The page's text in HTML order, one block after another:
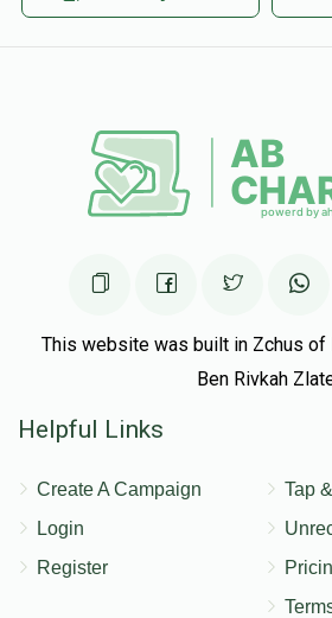
This website was built in Zchus of
Ben Rivkah
Helpful Links
Create A Campaign
Login
Register
Tap